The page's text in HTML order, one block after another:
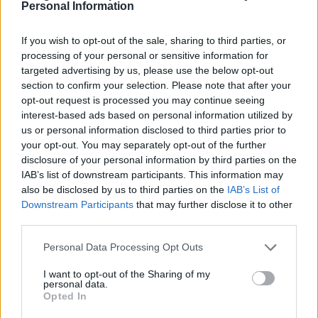
Personal Information
If you wish to opt-out of the sale, sharing to third parties, or
processing of your personal or sensitive information for
targeted advertising by us, please use the below opt-out
section to confirm your selection. Please note that after your
opt-out request is processed you may continue seeing
interest-based ads based on personal information utilized by
us or personal information disclosed to third parties prior to
your opt-out. You may separately opt-out of the further
disclosure of your personal information by third parties on the
IAB’s list of downstream participants. This information may
also be disclosed by us to third parties on the IAB’s List of
Downstream Participants that may further disclose it to other
Personal Data Processing Opt Outs
I want to opt-out of the Sharing of my
personal data.
Opted In
22 (Santa Catalina-La Paterna), 25 (Auditorio-Campus
Universitario), 48 (Escaleritas – Campus universitario).
Además, las líneas 1 y 25 contarán con más vehículos
durante los festivos y fines de semana, con lo que el
conjunto de líneas regresa al estado anterior al verano.
Las líneas 12 (Puerto-Hoya de la Plata) y 33
(Guiniguada-Puerto, por Ciudad Alta) se ajustaron al
horario de verano desde la festividad de Semana Santa
con el objeto de potenciar las conexiones con los
grandes centros de movilidad del litoral de la ciudad y
facilitar los desplazamientos hacia las playas y las
áreas comerciales en el primer momento del año en
que se registra un aumento de la demanda de este tipo
de servicio. Esto no cambia el próximo lunes. El horario
estival de estas líneas, durante las jornadas de
sábados, domingos y festivos, se mantiene en vigor
Por otro lado, con el inicio del curso universitario
regresa la totalidad de servicios que se ofrecen para
conectar el Campus Universitario de Tafira. Cabe